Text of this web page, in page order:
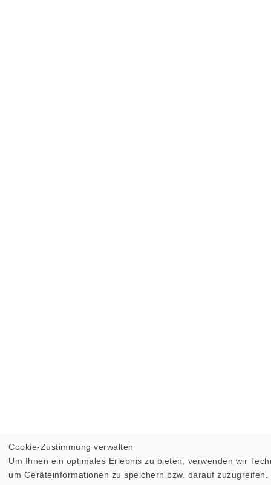
Cookie-Zustimmung verwalten
Um Ihnen ein optimales Erlebnis zu bieten, verwenden wir
um Geräteinformationen zu speichern bzw. darauf zuzugreifen.